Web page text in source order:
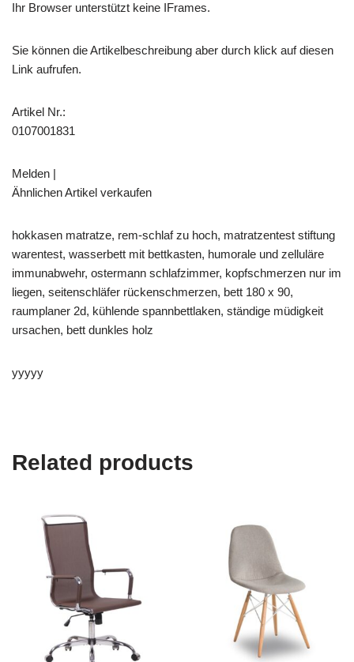
Ihr Browser unterstützt keine IFrames.
Sie können die Artikelbeschreibung aber durch klick auf diesen
Link aufrufen.
Artikel Nr.:
0107001831
Melden |
Ähnlichen Artikel verkaufen
hokkasen matratze, rem-schlaf zu hoch, matratzentest stiftung
warentest, wasserbett mit bettkasten, humorale und zelluläre
immunabwehr, ostermann schlafzimmer, kopfschmerzen nur im
liegen, seitenschläfer rückenschmerzen, bett 180 x 90,
raumplaner 2d, kühlende spannbettlaken, ständige müdigkeit
ursachen, bett dunkles holz
yyyyy
Related products